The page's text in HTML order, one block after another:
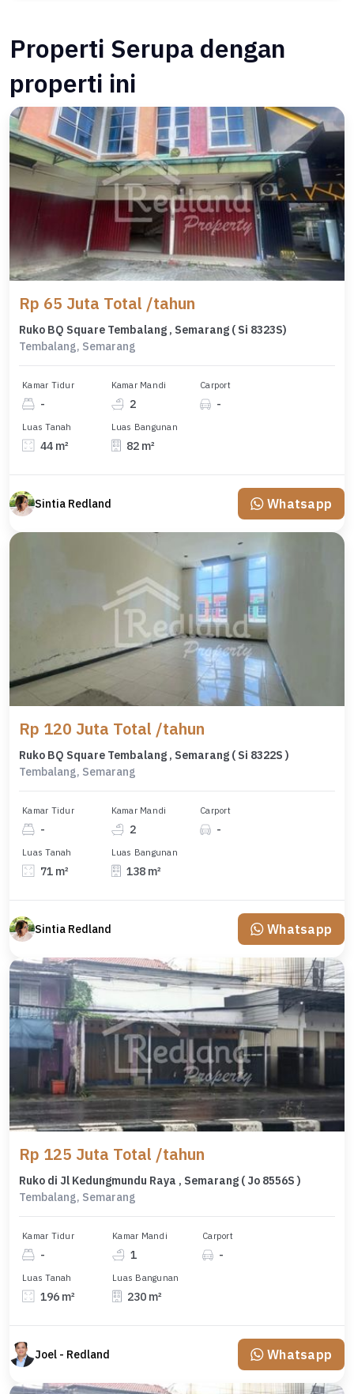
Properti Serupa dengan
properti ini
Rp 65 Juta Total /tahun
Ruko BQ Square Tembalang , Semarang ( Si 8323S)
Tembalang, Semarang
Kamar Tidur
-
Kamar Mandi
2
Carport
-
Luas Tanah
44 m²
Luas Bangunan
82 m²
Sintia Redland Whatsapp
Rp 120 Juta Total /tahun
Ruko BQ Square Tembalang , Semarang ( Si 8322S )
Tembalang, Semarang
Kamar Tidur
-
Kamar Mandi
2
Carport
-
Luas Tanah
71 m²
Luas Bangunan
138 m²
Sintia Redland Whatsapp
Rp 125 Juta Total /tahun
Ruko di Jl Kedungmundu Raya , Semarang ( Jo 8556S )
Tembalang, Semarang
Kamar Tidur
-
Kamar Mandi
1
Carport
-
Luas Tanah
196 m²
Luas Bangunan
230 m²
Joel - Redland Whatsapp